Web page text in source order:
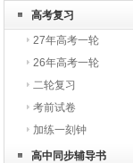
高考复习
27年高考一轮
26年高考一轮
二轮复习
考前试卷
加练一刻钟
高中同步辅导书